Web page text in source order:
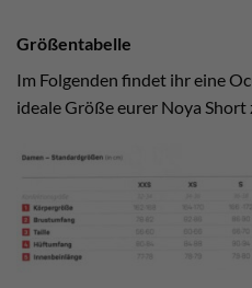
Größentabelle
Im Folgenden findet ihr eine
ideale Größe eurer Noya Short